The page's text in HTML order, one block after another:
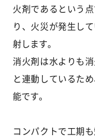
火剤であるという
り、火災が発生し
射します。
消火剤は水よりも
と連動しているた
能です。
コンパクトで工期